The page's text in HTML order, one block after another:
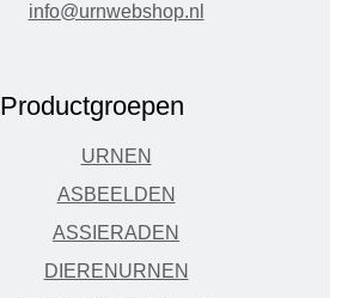
info@urnwebshop.nl
Productgroepen
URNEN
ASBEELDEN
ASSIERADEN
DIERENURNEN